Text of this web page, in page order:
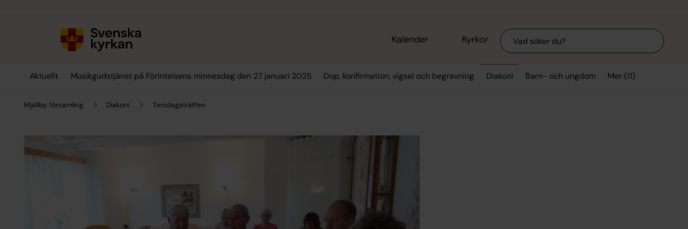
Kalender Kyrkor Sök
Aktuellt Musikgudstjänst på Förintelsens minnesdag den 27 januari 2025 Dop, konfirmation, vigsel och begravning Diakoni Barn- och ungdom Mer (11)
Mjällby församling Diakoni Torsdagsträffen